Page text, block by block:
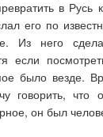
в
его по
Из него
если
было везде.
говорить,
он был